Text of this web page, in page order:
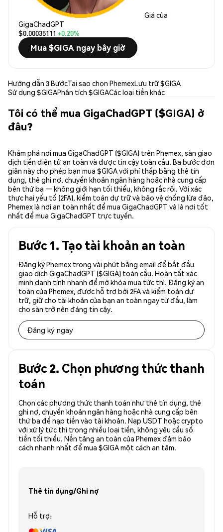
Giá của
GigaChadGPT
$0.00035111 +0.20%
Mua $GIGA ngay bây giờ
Hướng dẫn 3 BướcTại sao chọn PhemexLưu trữ $GIGA
Sử dụng $GIGAPhân tích $GIGACác loại tiền khác
Tôi có thể mua GigaChadGPT ($GIGA) ở
đâu?
Khám phá nơi mua GigaChadGPT ($GIGA) trên Phemex, sàn giao
dịch tiền điện tử an toàn và được tin cậy toàn cầu. Ba bước đơn
giản này cho phép bạn mua $GIGA với phí thấp bằng thẻ tín
dụng, thẻ ghi nợ, chuyển khoản ngân hàng hoặc nhà cung cấp
bên thứ ba — không giới hạn tối thiểu, không rắc rối. Với xác
thực hai yếu tố (2FA), kiểm toán dự trữ và bảo vệ chống lừa đảo,
Phemex là nơi an toàn nhất để mua GigaChadGPT và là nơi tốt
nhất để mua GigaChadGPT trực tuyến.
Bước 1. Tạo tài khoản an toàn
Đăng ký Phemex trong vài phút bằng email để bắt đầu
giao dịch GigaChadGPT ($GIGA) toàn cầu. Hoàn tất xác
minh danh tính nhanh để mở khóa mua tức thì. Đăng ký an
toàn của Phemex, được hỗ trợ bởi 2FA và kiểm toán dự
trữ, giữ cho tài khoản của bạn an toàn ngay từ đầu, làm
cho sàn trở nên đáng tin cậy.
Đăng ký ngay
Bước 2. Chọn phương thức thanh
toán
Chọn các phương thức thanh toán như thẻ tín dụng, thẻ
ghi nợ, chuyển khoản ngân hàng hoặc nhà cung cấp bên
thứ ba để nạp tiền vào tài khoản. Nạp USDT hoặc crypto
với xử lý tức thì trong nhiều loại tiền, không yêu cầu số
tiền tối thiểu. Nền tảng an toàn của Phemex đảm bảo
cách nhanh nhất để mua $GIGA một cách an tâm.
Thẻ tín dụng/Ghi nợ
Hỗ trợ: